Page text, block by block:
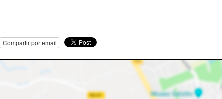
Compartir por email